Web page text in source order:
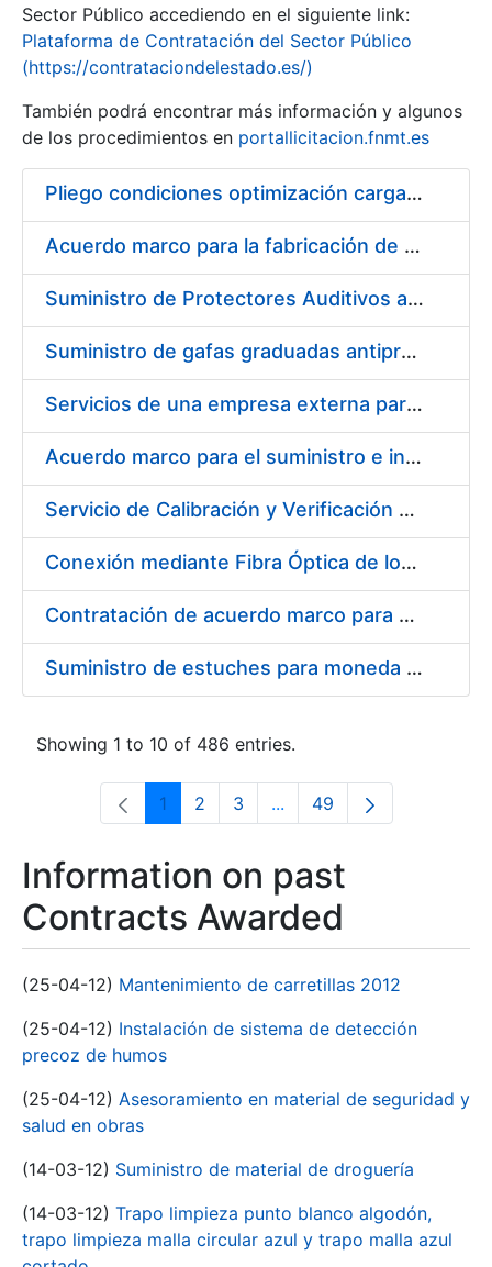
Show/Hide
Sector Público accediendo en el siguiente link:
Plataforma de Contratación del Sector Público
(https://contrataciondelestado.es/)
También podrá encontrar más información y algunos
de los procedimientos en portallicitacion.fnmt.es
Pliego condiciones optimización cargas compras firmado
Acuerdo marco para la fabricación de piezas
Suministro de Protectores Auditivos a medida para las personas trabajadoras de los Centros de Trabajo de Madrid y Burgos
Suministro de gafas graduadas antiproyecciones para los trabajadores de la FNMT-RCM en los centros de trabajo de Madrid y Burgos
Servicios de una empresa externa para el asesoramiento y resolución de los recursos de alzada que se presentan relacionados con procesos de selección para la FNMT-RCM
Acuerdo marco para el suministro e instalación de persianas, estores y otros complementos
Servicio de Calibración y Verificación Externa de los Equipos de Medición del Servicio de Prevención de la FNMT-RCM
Conexión mediante Fibra Óptica de los Centros de Proceso de Datos (CPDs) de las sedes de la FNMT-RCM de Burgos y Madrid
Contratación de acuerdo marco para el Suministro de Material de Electricidad para la Fábrica Nacional de Moneda y Timbre-Real Casa de la Moneda en su centro de trabajo de Burgos
Suministro de estuches para moneda de 30 €
Showing 1 to 10 of 486 entries.
Page
1 Page
2 Page
3 ...Intermediate Pages Use
Page
49
Information on past
Contracts Awarded
(25-04-12) Mantenimiento de carretillas 2012
(25-04-12) Instalación de sistema de detección
precoz de humos
(25-04-12) Asesoramiento en material de seguridad y
salud en obras
(14-03-12) Suministro de material de droguería
(14-03-12) Trapo limpieza punto blanco algodón,
trapo limpieza malla circular azul y trapo malla azul